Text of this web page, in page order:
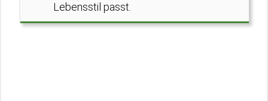
Lebensstil passt.